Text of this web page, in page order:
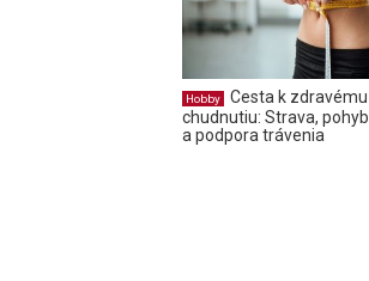
Hobby
Cesta k zdravému
chudnutiu: Strava, pohyb
a podpora trávenia